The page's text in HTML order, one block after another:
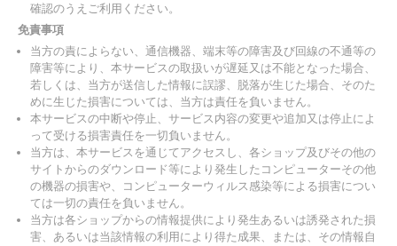
確認のうえご利用ください。
免責事項
当方の責によらない、通信機器、端末等の障害及び回線の不通等の
障害等により、本サービスの取扱いが遅延又は不能となった場合、
若しくは、当方が送信した情報に誤謬、脱落が生じた場合、そのた
めに生じた損害については、当方は責任を負いません。
本サービスの中断や停止、サービス内容の変更や追加又は停止によ
って受ける損害責任を一切負いません。
当方は、本サービスを通じてアクセスし、各ショップ及びその他の
サイトからのダウンロード等により発生したコンピューターその他
の機器の損害や、コンピューターウィルス感染等による損害につい
ては一切の責任を負いません。
当方は各ショップからの情報提供により発生あるいは誘発された損
害、あるいは当該情報の利用により得た成果、または、その情報自